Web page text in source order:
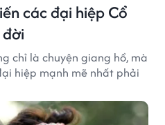
các đại hiệp Cổ
chỉ là chuyện giang hồ, mà
hiệp mạnh mẽ nhất phải